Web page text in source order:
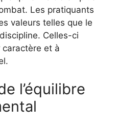
Les pratiquants
valeurs telles que le
Celles-ci
et à
l’équilibre